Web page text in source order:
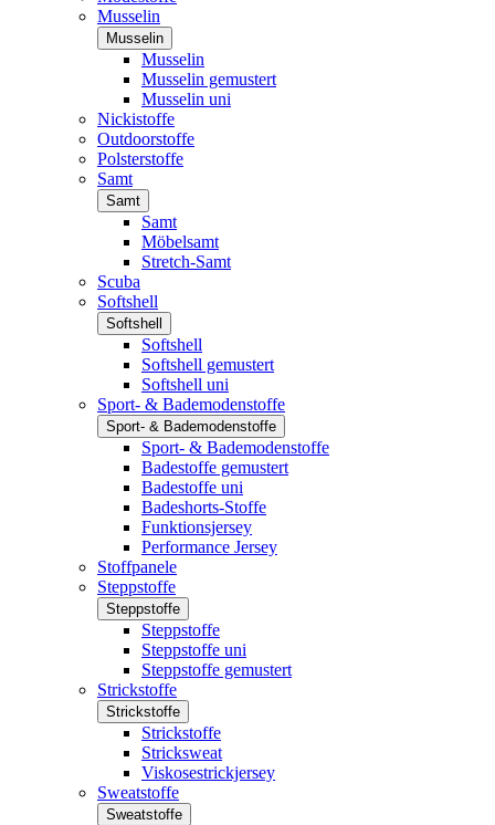
Musselin
Musselin
Musselin
Musselin gemustert
Musselin uni
Nickistoffe
Outdoorstoffe
Polsterstoffe
Samt
Samt
Samt
Möbelsamt
Stretch-Samt
Scuba
Softshell
Softshell
Softshell
Softshell gemustert
Softshell uni
Sport- & Bademodenstoffe
Sport- & Bademodenstoffe
Sport- & Bademodenstoffe
Badestoffe gemustert
Badestoffe uni
Badeshorts-Stoffe
Funktionsjersey
Performance Jersey
Stoffpanele
Steppstoffe
Steppstoffe
Steppstoffe
Steppstoffe uni
Steppstoffe gemustert
Strickstoffe
Strickstoffe
Strickstoffe
Stricksweat
Viskosestrickjersey
Sweatstoffe
Sweatstoffe